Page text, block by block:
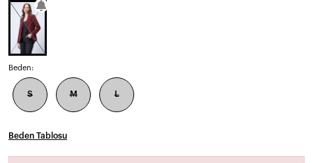
Beden:
S M L
Beden Tablosu